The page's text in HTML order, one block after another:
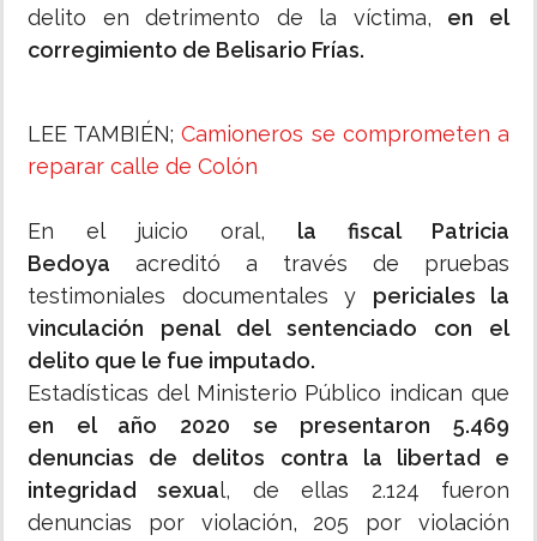
delito en detrimento de la víctima, en el
corregimiento de Belisario Frías.
LEE TAMBIÉN; Camioneros se comprometen a
reparar calle de Colón
En el juicio oral, la fiscal Patricia
Bedoya acreditó a través de pruebas
testimoniales documentales y periciales la
vinculación penal del sentenciado con el
delito que le fue imputado.
Estadísticas del Ministerio Público indican que
en el año 2020 se presentaron 5.469
denuncias de delitos contra la libertad e
integridad sexual, de ellas 2.124 fueron
denuncias por violación, 205 por violación